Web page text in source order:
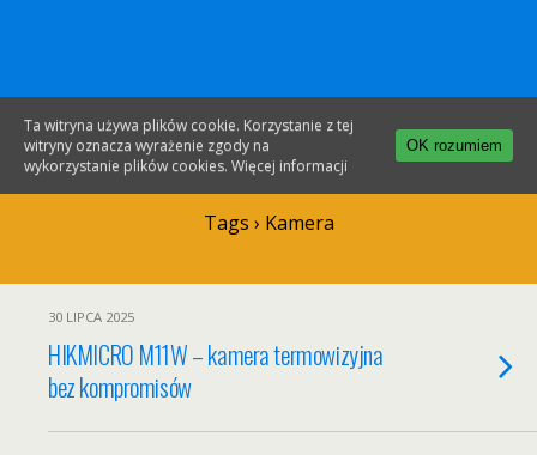
Gotronik.com
Tags › Kamera
30 LIPCA 2025
HIKMICRO M11W – kamera termowizyjna
bez kompromisów
Ta witryna używa plików cookie. Korzystanie z tej
witryny oznacza wyrażenie zgody na
wykorzystanie plików cookies. Więcej informacji
OK rozumiem